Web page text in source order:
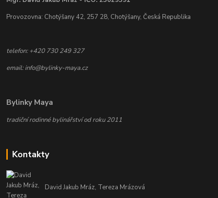
Provozovna: Chotýšany 42, 257 28, Chotýšany, Česká Republika
telefon: +420 730 249 327
email: info@bylinky-maya.cz
Bylinky Maya
tradiční rodinné bylinářství od roku 2011
Kontakty
David Jakub Mráz, Tereza Mrázová